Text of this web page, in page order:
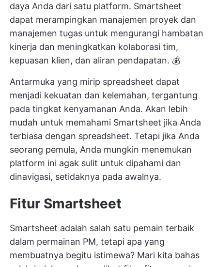
daya Anda dari satu platform. Smartsheet
dapat merampingkan manajemen proyek dan
manajemen tugas untuk mengurangi hambatan
kinerja dan meningkatkan kolaborasi tim,
kepuasan klien, dan aliran pendapatan. 💰
Antarmuka yang mirip spreadsheet dapat
menjadi kekuatan dan kelemahan, tergantung
pada tingkat kenyamanan Anda. Akan lebih
mudah untuk memahami Smartsheet jika Anda
terbiasa dengan spreadsheet. Tetapi jika Anda
seorang pemula, Anda mungkin menemukan
platform ini agak sulit untuk dipahami dan
dinavigasi, setidaknya pada awalnya.
Fitur Smartsheet
Smartsheet adalah salah satu pemain terbaik
dalam permainan PM, tetapi apa yang
membuatnya begitu istimewa? Mari kita bahas